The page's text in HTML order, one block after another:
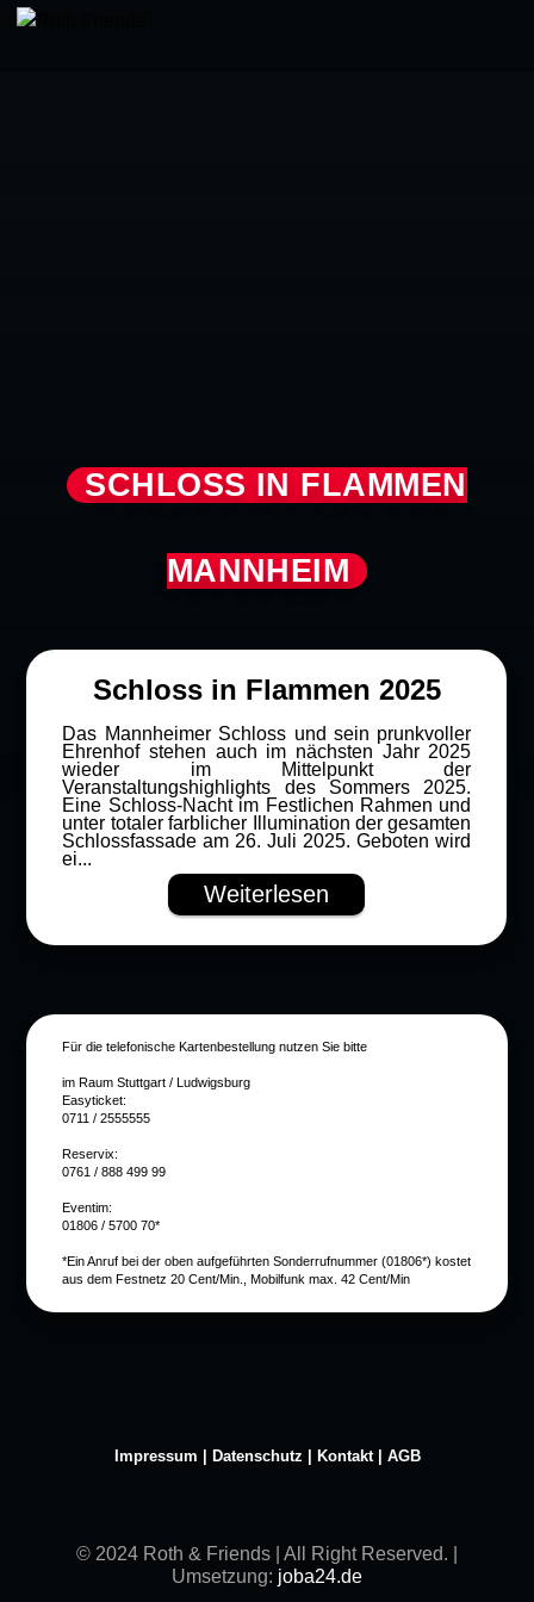
SCHLOSS IN FLAMMEN
MANNHEIM
Schloss in Flammen 2025
Das Mannheimer Schloss und sein prunkvoller
Ehrenhof stehen auch im nächsten Jahr 2025
wieder im Mittelpunkt der
Veranstaltungshighlights des Sommers 2025.
Eine Schloss-Nacht im Festlichen Rahmen und
unter totaler farblicher Illumination der gesamten
Schlossfassade am 26. Juli 2025. Geboten wird
ei...
Weiterlesen
Für die telefonische Kartenbestellung nutzen Sie bitte
im Raum Stuttgart / Ludwigsburg
Easyticket:
0711 / 2555555
Reservix:
0761 / 888 499 99
Eventim:
01806 / 5700 70*
*Ein Anruf bei der oben aufgeführten Sonderrufnummer (01806*) kostet
aus dem Festnetz 20 Cent/Min., Mobilfunk max. 42 Cent/Min
Impressum Datenschutz Kontakt| AGB
© 2024 Roth & Friends | All Right Reserved. |
Umsetzung: joba24.de